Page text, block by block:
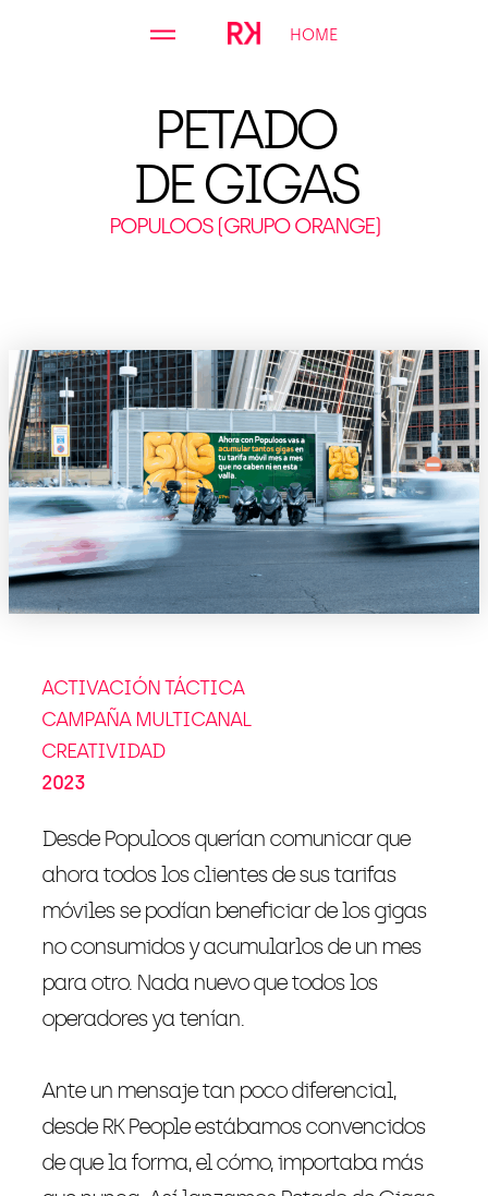
HOME
PETADO
DE GIGAS
POPULOOS (GRUPO ORANGE)
ACTIVACIÓN TÁCTICA
CAMPAÑA MULTICANAL
CREATIVIDAD
2023
Desde Populoos querían comunicar que
ahora todos los clientes de sus tarifas
móviles se podían beneficiar de los gigas
no consumidos y acumularlos de un mes
para otro. Nada nuevo que todos los
operadores ya tenían.
Ante un mensaje tan poco diferencial,
desde RK People estábamos convencidos
de que la forma, el cómo, importaba más